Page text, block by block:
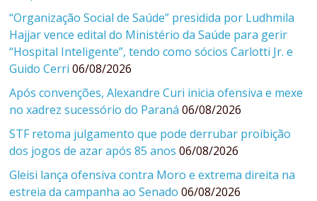
“Organização Social de Saúde” presidida por Ludhmila
Hajjar vence edital do Ministério da Saúde para gerir
“Hospital Inteligente”, tendo como sócios Carlotti Jr. e
Guido Cerri 06/08/2026
Após convenções, Alexandre Curi inicia ofensiva e mexe
no xadrez sucessório do Paraná 06/08/2026
STF retoma julgamento que pode derrubar proibição
dos jogos de azar após 85 anos 06/08/2026
Gleisi lança ofensiva contra Moro e extrema direita na
estreia da campanha ao Senado 06/08/2026